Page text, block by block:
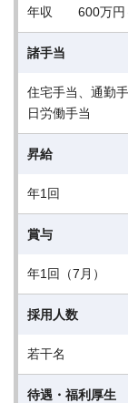
年収 600万円
諸手当
住宅手当、通勤
日労働手当
昇給
年1回
賞与
年1回（7月）
採用人数
若干名
待遇・福利厚生